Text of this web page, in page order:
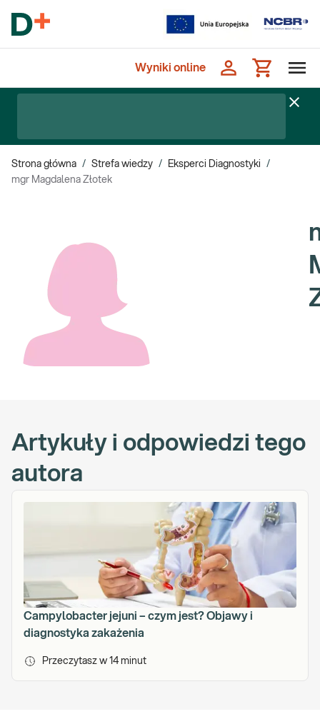
Wyniki online
Strona główna / Strefa wiedzy / Eksperci Diagnostyki
/
mgr Magdalena Złotek
Artykuły i odpowiedzi tego
autora
Campylobacter jejuni – czym jest? Objawy i
diagnostyka zakażenia
Przeczytasz w 14 minut